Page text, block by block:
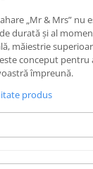
„Mr & Mrs” nu
durată și al
măiestrie
conceput
împreună.
produs